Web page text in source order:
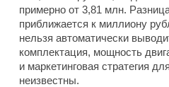
примерно от 3,81 млн.
приближается к миллиону
нельзя автоматически
комплектация, мощность
и маркетинговая стратегия
неизвестны.